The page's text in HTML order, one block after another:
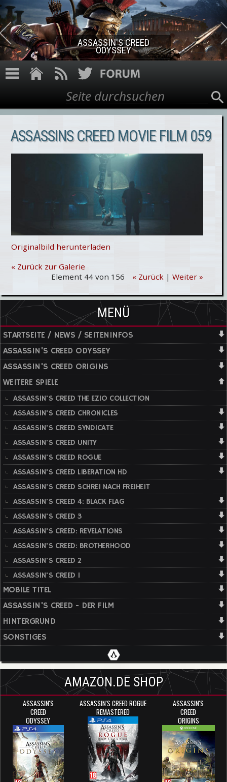
Direkt zum Inhalt
ASSASSIN'S CREED ROGUE
REMASTERED
Suchformular
Suche
ASSASSINS CREED MOVIE FILM 059
Originalbild herunterladen
« Zurück zur Galerie
Element 44 von 156
« Zurück| Weiter »
MENÜ
STARTSEITE / NEWS / SEITENINFOS
ASSASSIN'S CREED ODYSSEY
ASSASSIN'S CREED ORIGINS
WEITERE SPIELE
ASSASSIN'S CREED THE EZIO COLLECTION
ASSASSIN'S CREED CHRONICLES
ASSASSIN'S CREED SYNDICATE
ASSASSIN'S CREED UNITY
ASSASSIN'S CREED ROGUE
ASSASSIN'S CREED LIBERATION HD
ASSASSIN'S CREED SCHREI NACH FREIHEIT
ASSASSIN'S CREED 4: BLACK FLAG
ASSASSIN'S CREED 3
ASSASSIN'S CREED: REVELATIONS
ASSASSIN'S CREED: BROTHERHOOD
ASSASSIN'S CREED 2
ASSASSIN'S CREED 1
MOBILE TITEL
ASSASSIN'S CREED - DER FILM
HINTERGRUND
SONSTIGES
AMAZON.DE SHOP
ASSASSIN'S
CREED
ODYSSEY
ASSASSIN'S CREED ROGUE
REMASTERED
ASSASSIN'S
CREED
ORIGINS